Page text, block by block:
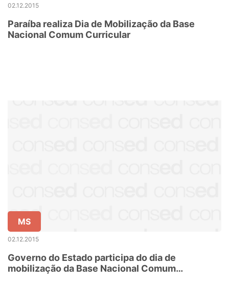
02.12.2015
Paraíba realiza Dia de Mobilização da Base
Nacional Comum Curricular
MS
02.12.2015
Governo do Estado participa do dia de
mobilização da Base Nacional Comum